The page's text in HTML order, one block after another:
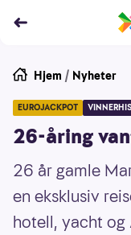
Hjem / Nyheter
EUROJACKPOT
26-åring
26 år gamle
en eksklusiv
hotell, yacht og